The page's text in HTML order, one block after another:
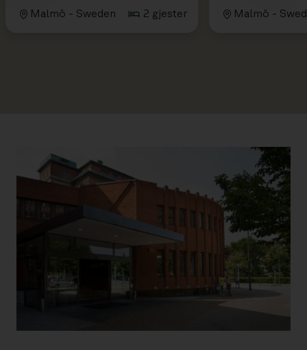
Malmö - Sweden 2 gjester Malmö -